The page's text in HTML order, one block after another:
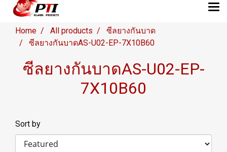
Home All products
ซีลยางกันบาด
ซีลยางกันบาดAS-U02-EP-7X10B60
ซีลยางกันบาดAS-U02-EP-
7X10B60
Sort by